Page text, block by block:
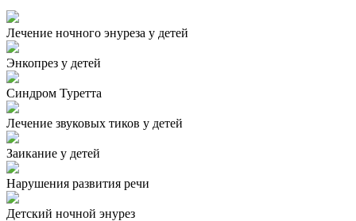
Лечение ночного энуреза у детей
Энкопрез у детей
Синдром Туретта
Лечение звуковых тиков у детей
Заикание у детей
Нарушения развития речи
Детский ночной энурез